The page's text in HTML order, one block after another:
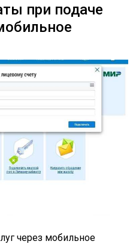
при подаче
через мобильное